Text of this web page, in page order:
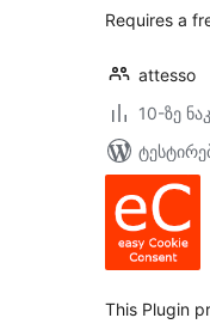
Requires a
attesso
10-ზე
This Plugin